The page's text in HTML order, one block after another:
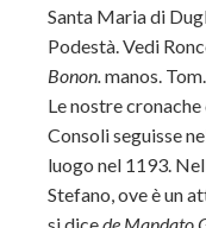
Santa Maria di
Podestà. Vedi
Bonon.manos.
Le nostre
Consoli seguisse
luogo nel 1193.
Stefano, ove è un